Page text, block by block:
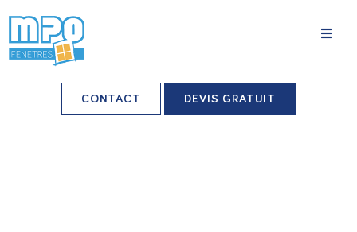
Nos agences
CONTACT DEVIS GRATUIT